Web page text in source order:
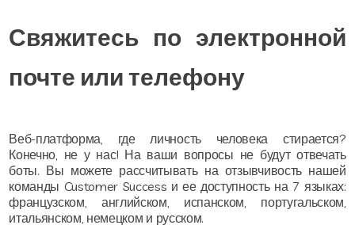
Свяжитесь по электронной
почте или телефону
Веб-платформа, где личность человека стирается?
Конечно, не у нас! На ваши вопросы не будут отвечать
боты. Вы можете рассчитывать на отзывчивость нашей
команды Customer Success и ее доступность на 7 языках:
французском, английском, испанском, португальском,
итальянском, немецком и русском.